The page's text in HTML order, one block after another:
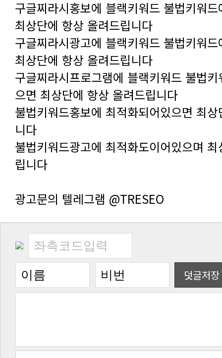
최상단에 항상 올려드립니다
최상단에 항상 올려드립니다
으면 최상단에 항상 올려드립니다
니다
립니다
광고문의 텔레그램 @TRESEO
덧글저장